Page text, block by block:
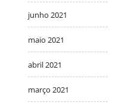
junho 2021
maio 2021
abril 2021
março 2021